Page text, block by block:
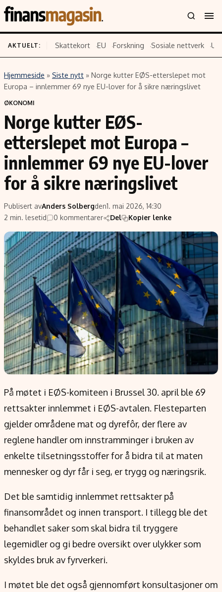
Innhold
Siste nytt
Eiendom
Energi og klima
Finans
Fritid
Hav og sjømat
Verden
Emner
Økonomi
Politikk
Selskaper
Teknologi
Forbrukerrettigheter
Aksjer
Forskning
Google
Kunstig intelligens
Infrastruktur
BitCoin
EU-Kommisjonen
Grønt skifte
Retningslinjer
Personvernerklæring
Annonsepolicy
Brukervilkår
Cookiepolicy
Retningslinjer for rettelser
Redaksjonell policy
Informasjon
Etiske retningslinjer
Verdensnyheter
Alt om penger på engelsk
AKTUELT: Skattekort EU Forskning Sosiale nettverk
Hjemmeside » Siste nytt » Norge kutter EØS-etterslepet mot
Europa – innlemmer 69 nye EU-lover for å sikre næringslivet
ØKONOMI
Norge kutter EØS-
etterslepet mot Europa –
innlemmer 69 nye EU-lover
for å sikre næringslivet
Publisert avAnders Solbergden1. mai 2026, 14:30
2 min. lesetid
0 kommentarer Del Kopier lenke
På møtet i EØS-komiteen i Brussel 30. april ble 69
rettsakter innlemmet i EØS-avtalen. Flesteparten
gjelder områdene mat og dyrefôr, der flere av
reglene handler om innstramminger i bruken av
enkelte tilsetningsstoffer for å bidra til at maten
mennesker og dyr får i seg, er trygg og næringsrik.
Det ble samtidig innlemmet rettsakter på
finansområdet og innen transport. I tillegg ble det
behandlet saker som skal bidra til tryggere
legemidler og gi bedre oversikt over ulykker som
skyldes bruk av fyrverkeri.
I møtet ble det også gjennomført konsultasjoner om